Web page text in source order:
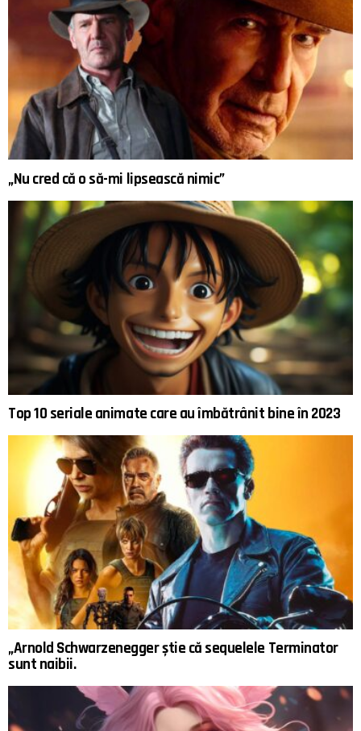
„Nu cred că o să-mi lipsească nimic”
Top 10 seriale animate care au îmbătrânit bine în 2023
„Arnold Schwarzenegger știe că sequelele Terminator
sunt naibii.